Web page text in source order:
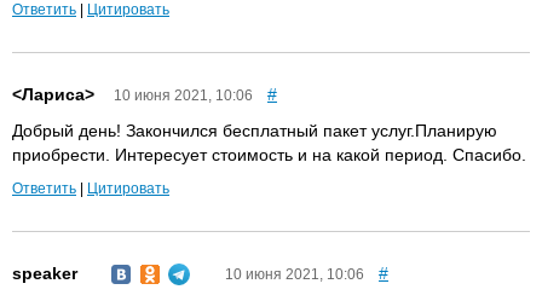
Ответить Цитировать
<Лариса> 10 июня 2021, 10:06
#
Добрый день! Закончился бесплатный пакет услуг.Планирую
приобрести. Интересует стоимость и на какой период. Спасибо.
Ответить Цитировать
speaker 10 июня 2021, 10:06 #